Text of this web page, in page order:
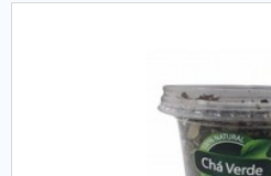
sobre etiqueta tipo
lucratividade, deve oferecer
tenham ótima qualidade e
despercebidos e podem